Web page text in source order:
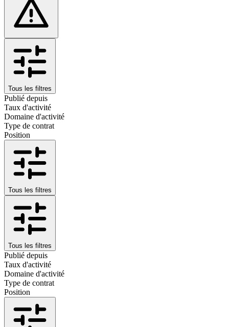
Tous les filtres
Publié depuis
Taux d'activité
Domaine d'activité
Type de contrat
Position
Tous les filtres
Tous les filtres
Publié depuis
Taux d'activité
Domaine d'activité
Type de contrat
Position